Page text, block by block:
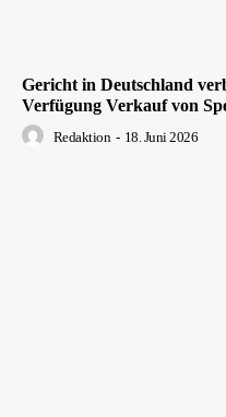
Gericht in Deutschland
Verfügung Verkauf von
Redaktion - 18. Juni 2026